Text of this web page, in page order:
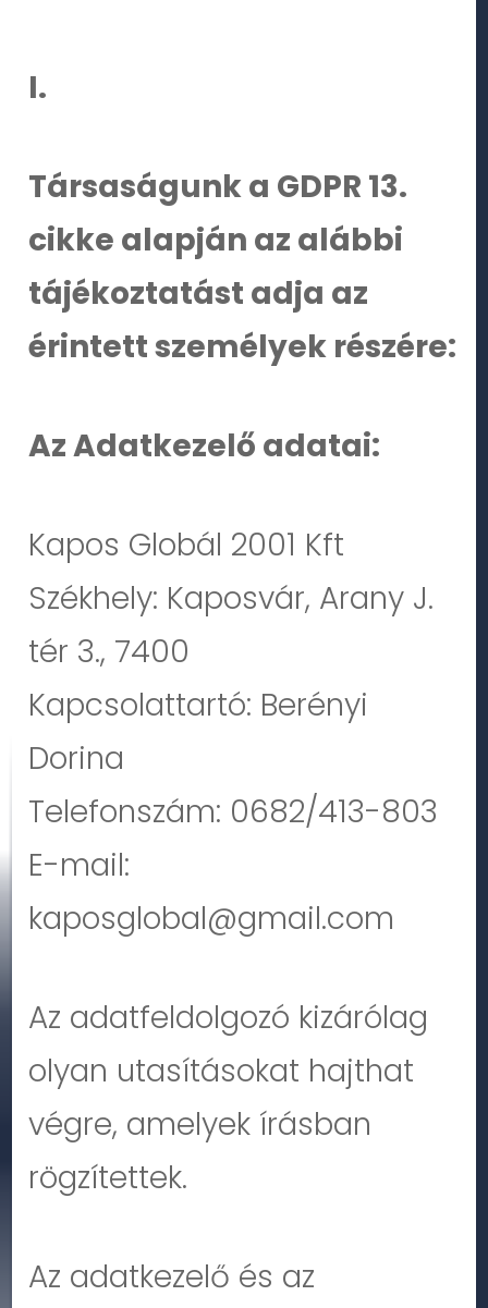
I.
Társaságunk a GDPR 13.
cikke alapján az alábbi
tájékoztatást adja az
érintett személyek részére:
Az Adatkezelő adatai:
Kapos Globál 2001 Kft
Székhely: Kaposvár, Arany J.
tér 3., 7400
Kapcsolattartó: Berényi
Dorina
Telefonszám: 0682/413-803
E-mail:
kaposglobal@gmail.com
Az adatfeldolgozó kizárólag
olyan utasításokat hajthat
végre, amelyek írásban
rögzítettek.
Az adatkezelő és az